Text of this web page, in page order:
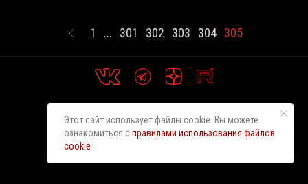
1 ... 301 302 303 304 305
Этот сайт использует файлы cookie. Вы можете
ознакомиться справилами использования файлов
cookie